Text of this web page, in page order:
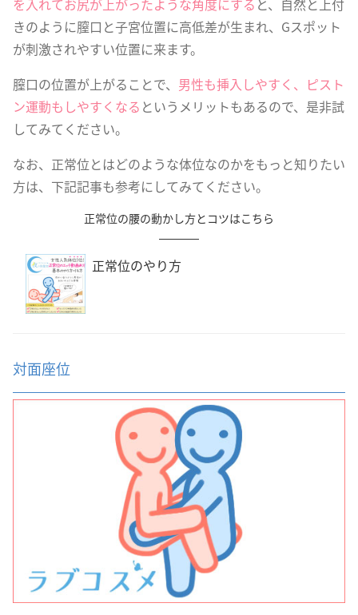
を入れてお尻が上がったような角度にする と、自然と上付
きのように膣口と子宮位置に高低差が生まれ、Gスポット
が刺激されやすい位置に来ます。
膣口の位置が上がることで、 男性も挿入しやすく、ピスト
ン運動もしやすくなる というメリットもあるので、是非試
してみてください。
なお、正常位とはどのような体位なのかをもっと知りたい
方は、下記記事も参考にしてみてください。
正常位の腰の動かし方とコツはこちら
正常位のやり方
対面座位